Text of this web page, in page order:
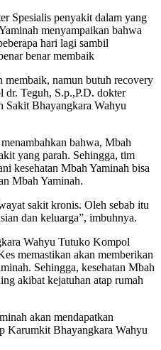
Spesialis penyakit dalam yang
menyampaikan bahwa
hari lagi sambil
benar membaik
membaik, namun butuh recovery
dr. Teguh, S.p.,P.D. dokter
Sakit Bhayangkara Wahyu
bahwa, Mbah
yang parah. Sehingga, tim
kesehatan Mbah Yaminah bisa
Mbah Yaminah.
sakit kronis. Oleh sebab itu
dan keluarga”, imbuhnya.
Wahyu Tutuko Kompol
memastikan akan memberikan
Sehingga, kesehatan Mbah
akibat kejatuhan atap rumah
akan mendapatkan
Karumkit Bhayangkara Wahyu